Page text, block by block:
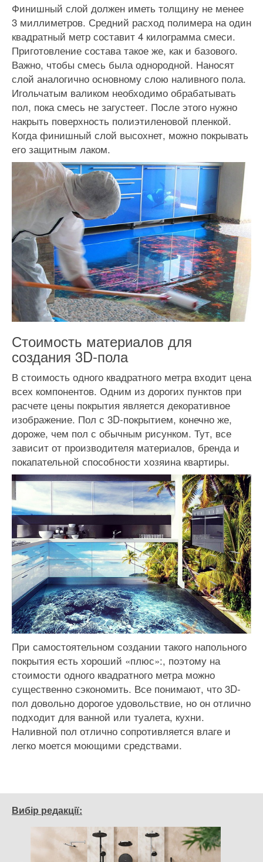
Финишный слой должен иметь толщину не менее
3 миллиметров. Средний расход полимера на один
квадратный метр составит 4 килограмма смеси.
Приготовление состава такое же, как и базового.
Важно, чтобы смесь была однородной. Наносят
слой аналогично основному слою наливного пола.
Игольчатым валиком необходимо обрабатывать
пол, пока смесь не загустеет. После этого нужно
накрыть поверхность полиэтиленовой пленкой.
Когда финишный слой высохнет, можно покрывать
его защитным лаком.
Стоимость материалов для
создания 3D-пола
В стоимость одного квадратного метра входит цена
всех компонентов. Одним из дорогих пунктов при
расчете цены покрытия является декоративное
изображение. Пол с 3D-покрытием, конечно же,
дороже, чем пол с обычным рисунком. Тут, все
зависит от производителя материалов, бренда и
покапательной способности хозяина квартиры.
При самостоятельном создании такого напольного
покрытия есть хороший «плюс»:, поэтому на
стоимости одного квадратного метра можно
существенно сэкономить. Все понимают, что 3D-
пол довольно дорогое удовольствие, но он отлично
подходит для ванной или туалета, кухни.
Наливной пол отлично сопротивляется влаге и
легко моется моющими средствами.
Вибір редакції: